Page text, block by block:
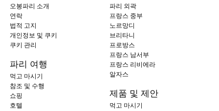
오봉파리 소개
연락
법적 고지
개인정보 및 쿠키
쿠키 관리
파리 여행
먹고 마시기
참조 및 수행
쇼핑
호텔
파리 외곽
프랑스 중부
노르망디
브리타니
프로방스
프랑스 남서부
프랑스 리비에라
알자스
제품 및 제안
먹고 마시기